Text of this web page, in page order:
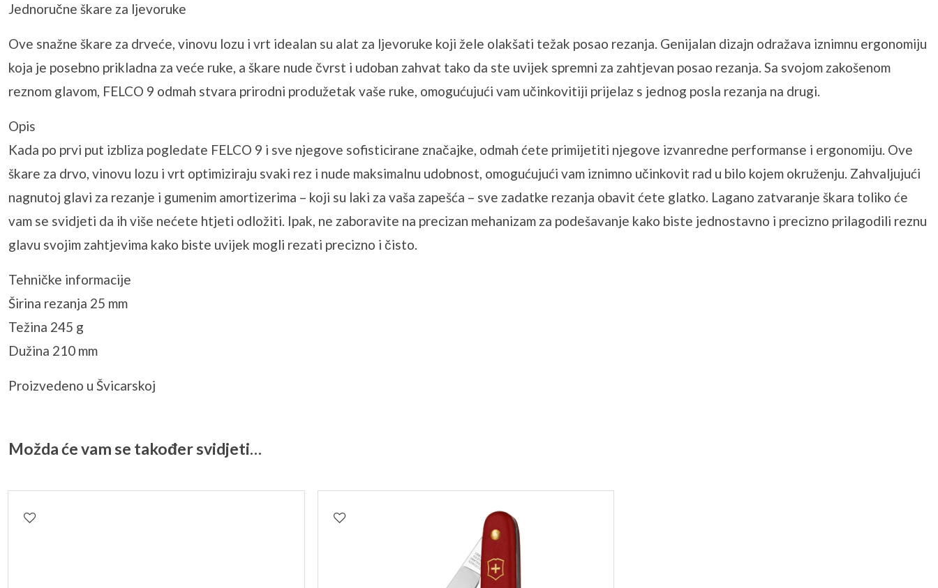
Jednoručne škare za ljevoruke
Ove snažne škare za drveće, vinovu lozu i vrt idealan su alat za ljevoruke koji žele olakšati težak posao rezanja. Genijalan dizajn odražava iznimnu ergonomiju
koja je posebno prikladna za veće ruke, a škare nude čvrst i udoban zahvat tako da ste uvijek spremni za zahtjevan posao rezanja. Sa svojom zakošenom
reznom glavom, FELCO 9 odmah stvara prirodni produžetak vaše ruke, omogućujući vam učinkovitiji prijelaz s jednog posla rezanja na drugi.
Opis
Kada po prvi put izbliza pogledate FELCO 9 i sve njegove sofisticirane značajke, odmah ćete primijetiti njegove izvanredne performanse i ergonomiju. Ove
škare za drvo, vinovu lozu i vrt optimiziraju svaki rez i nude maksimalnu udobnost, omogućujući vam iznimno učinkovit rad u bilo kojem okruženju. Zahvaljujući
nagnutoj glavi za rezanje i gumenim amortizerima – koji su laki za vaša zapešća – sve zadatke rezanja obavit ćete glatko. Lagano zatvaranje škara toliko će
vam se svidjeti da ih više nećete htjeti odložiti. Ipak, ne zaboravite na precizan mehanizam za podešavanje kako biste jednostavno i precizno prilagodili reznu
glavu svojim zahtjevima kako biste uvijek mogli rezati precizno i ​​čisto.
Tehničke informacije
Širina rezanja 25 mm
Težina 245 g
Dužina 210 mm
Proizvedeno u Švicarskoj
Možda će vam se također svidjeti…